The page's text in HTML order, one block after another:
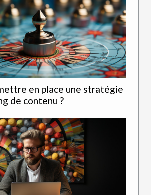
en place une stratégie
de contenu ?